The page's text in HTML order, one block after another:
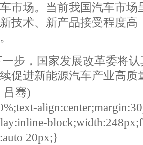
市场。当前我国汽车市场
技术、新产品接受程度高
步，国家发展改革委将
促进新能源汽车产业高质
吕骞)
20px;}